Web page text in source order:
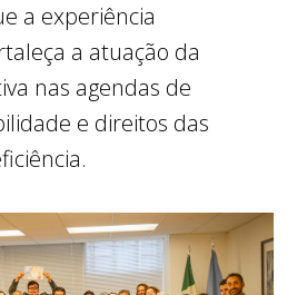
a experiência
a atuação da
nas agendas de
e direitos das